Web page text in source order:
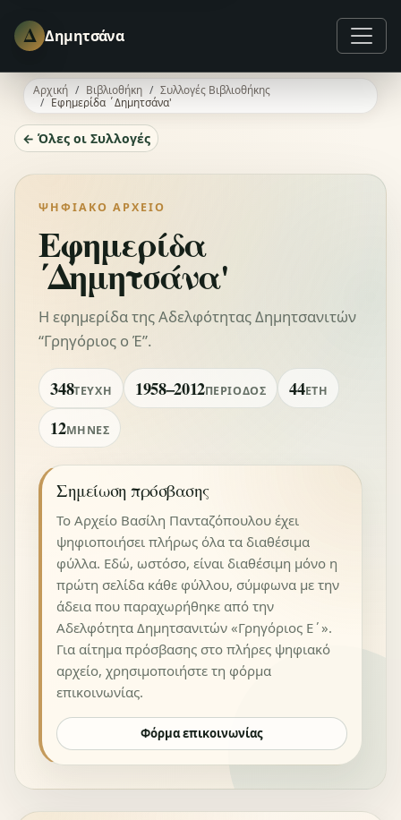
Δ Δημητσάνα
Αρχική Βιβλιοθήκη
Συλλογές Βιβλιοθήκης
Εφημερίδα ΄Δημητσάνα'
← Όλες οι Συλλογές
ΨΗΦΙΑΚΌ ΑΡΧΕΊΟ
Εφημερίδα
΄Δημητσάνα'
Η εφημερίδα της Αδελφότητας Δημητσανιτών
“Γρηγόριος ο Έ”.
348ΤΕΎΧΗ 1958–2012ΠΕΡΊΟΔΟΣ 44ΈΤΗ
12ΜΉΝΕΣ
Σημείωση πρόσβασης
Το Αρχείο Βασίλη Πανταζόπουλου έχει
ψηφιοποιήσει πλήρως όλα τα διαθέσιμα
φύλλα. Εδώ, ωστόσο, είναι διαθέσιμη μόνο η
πρώτη σελίδα κάθε φύλλου, σύμφωνα με την
άδεια που παραχωρήθηκε από την
Αδελφότητα Δημητσανιτών «Γρηγόριος Ε΄».
Για αίτημα πρόσβασης στο πλήρες ψηφιακό
αρχείο, χρησιμοποιήστε τη φόρμα
επικοινωνίας.
Φόρμα επικοινωνίας